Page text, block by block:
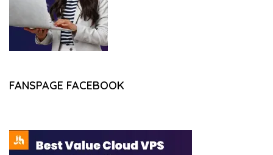
FANSPAGE FACEBOOK